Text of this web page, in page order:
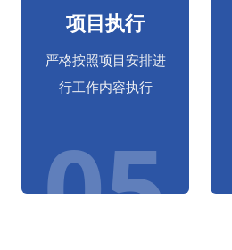
项目执行
严格按照项目安排进
行工作内容执行
05